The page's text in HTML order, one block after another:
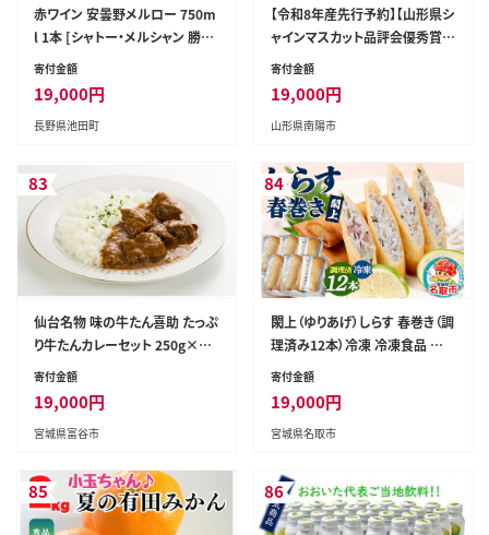
赤ワイン 安曇野メルロー 750m
l 1本 [シャトー・メルシャン 勝沼
ワイナリー 長野県 池田町 4811
ャトー
寄付金額
19,000円
長野県池田町
【令和8年産先行予約】【山形県シ
ャインマスカット品評会優秀賞第
1席受賞】 シャインマスカット 約
旬～発送》 『いのうえ果樹園』 マ
スカット ぶどう 果物 フルーツ デ
寄付金額
19,000円
山形県南陽市
83
仙台名物 味の牛たん喜助 たっぷ
り牛たんカレーセット 250g×5
パック｜仙台 牛たん 牛タン タン
肉 老舗 専門店 きすけ [0317]
寄付金額
19,000円
宮城県富谷市
84
閖上（ゆりあげ）しらす 春巻き（調
理済み12本）冷凍 冷凍食品 惣
菜 パリパリ おつまみ おかず お
浜や 宮城県 名取市 [春巻 春巻
き しらす シラス 冷凍 冷凍食品
おかず お弁当 冷凍 中華惣菜 簡
単 漁亭 浜や 宮城県 名取市]
寄付金額
19,000円
宮城県名取市
85 86